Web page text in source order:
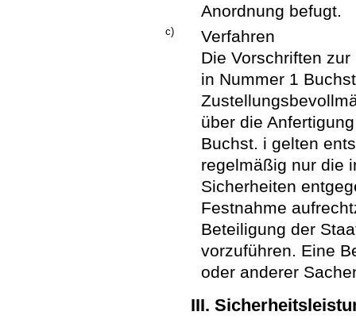
Anordnung befugt.
c)
Verfahren
Die Vorschriften
in Nummer 1
über die
Buchst. i gelten
regelmäßig nur die
Sicherheiten
Festnahme
Beteiligung der
vorzuführen. Eine
oder anderer
III.